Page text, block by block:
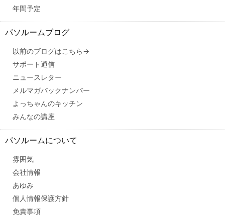
年間予定
パソルームブログ
以前のブログはこちら→
サポート通信
ニュースレター
メルマガバックナンバー
よっちゃんのキッチン
みんなの講座
パソルームについて
雰囲気
会社情報
あゆみ
個人情報保護方針
免責事項